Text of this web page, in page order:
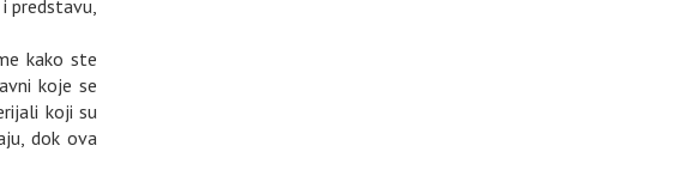
predstavu,
kako ste
koje se
koji su
dok ova